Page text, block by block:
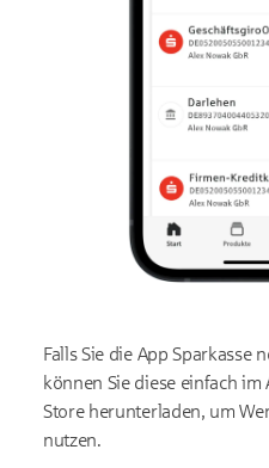
Falls Sie die App Sparkasse
können Sie diese einfach
Store herunterladen, um
nutzen.